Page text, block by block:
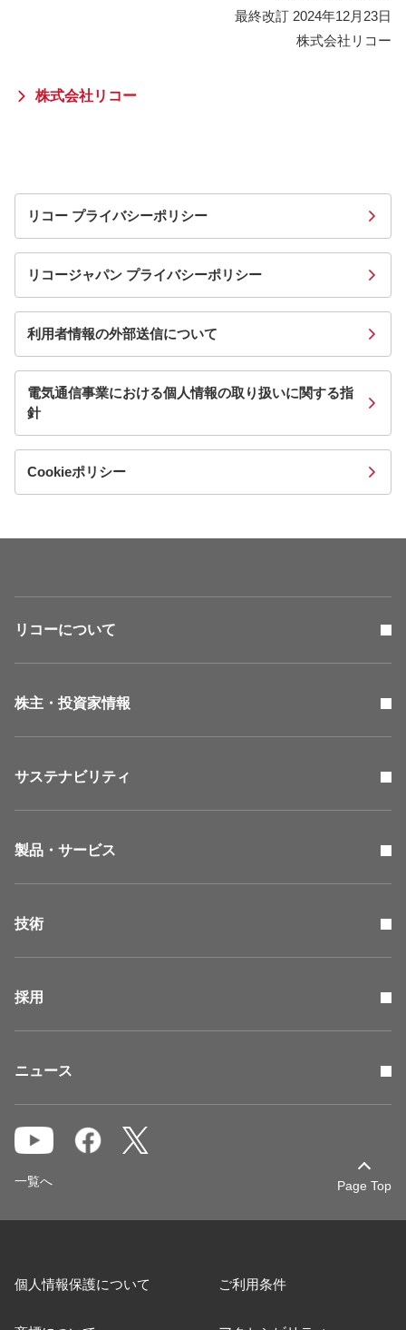
最終改訂 2024年12月23日
株式会社リコー
株式会社リコー
リコー プライバシーポリシー
リコージャパン プライバシーポリシー
利用者情報の外部送信について
電気通信事業における個人情報の取り扱いに関する指
針
Cookieポリシー
リコーについて
株主・投資家情報
サステナビリティ
製品・サービス
技術
採用
ニュース
Page Top
一覧へ
個人情報保護について ご利用条件